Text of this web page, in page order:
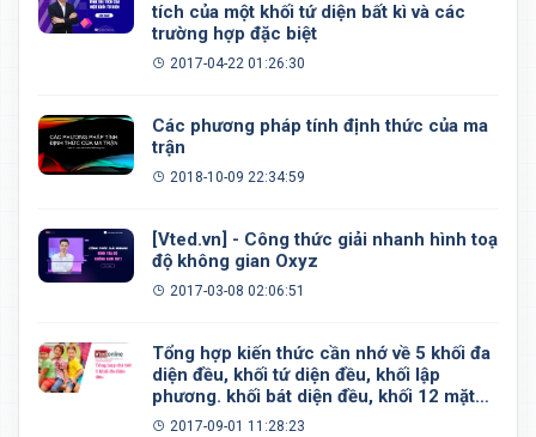
tích của một khối tứ diện bất kì và các
trường hợp đặc biệt
2017-04-22 01:26:30
Các phương pháp tính định thức của ma
trận
2018-10-09 22:34:59
[Vted.vn] - Công thức giải nhanh hình toạ
độ không gian Oxyz
2017-03-08 02:06:51
Tổng hợp kiến thức cần nhớ về 5 khối đa
diện đều, khối tứ diện đều, khối lập
phương. khối bát diện đều, khối 12 mặt
đều, khối 20 mặt đều
2017-09-01 11:28:23